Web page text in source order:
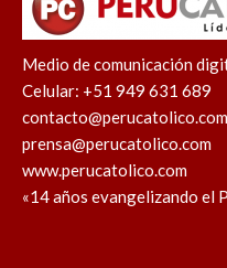
Medio de comunicación
Celular: +51 949 631 689
contacto@perucatolico.com
prensa@perucatolico.com
www.perucatolico.com
«14 años evangelizando el